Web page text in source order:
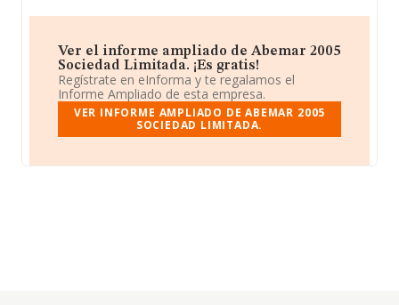
Ver el informe ampliado de Abemar 2005
Sociedad Limitada. ¡Es gratis!
Regístrate en eInforma y te regalamos el
Informe Ampliado de esta empresa.
VER INFORME AMPLIADO DE ABEMAR 2005
SOCIEDAD LIMITADA.